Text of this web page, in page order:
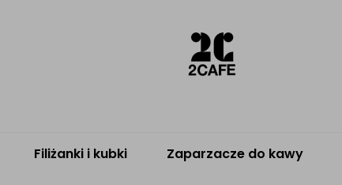
Filiżanki i kubki Zaparzacze do kawy